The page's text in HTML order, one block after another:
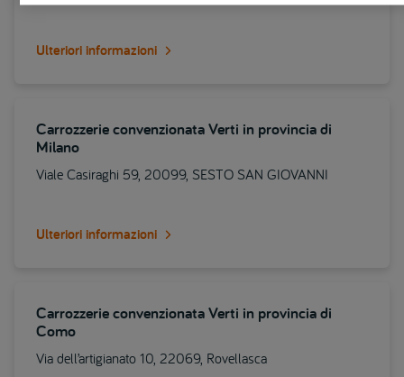
Ulteriori informazioni
Carrozzerie convenzionata Verti in provincia di
Milano
Viale Casiraghi 59, 20099, SESTO SAN GIOVANNI
Ulteriori informazioni
Carrozzerie convenzionata Verti in provincia di
Como
Via dell’artigianato 10, 22069, Rovellasca